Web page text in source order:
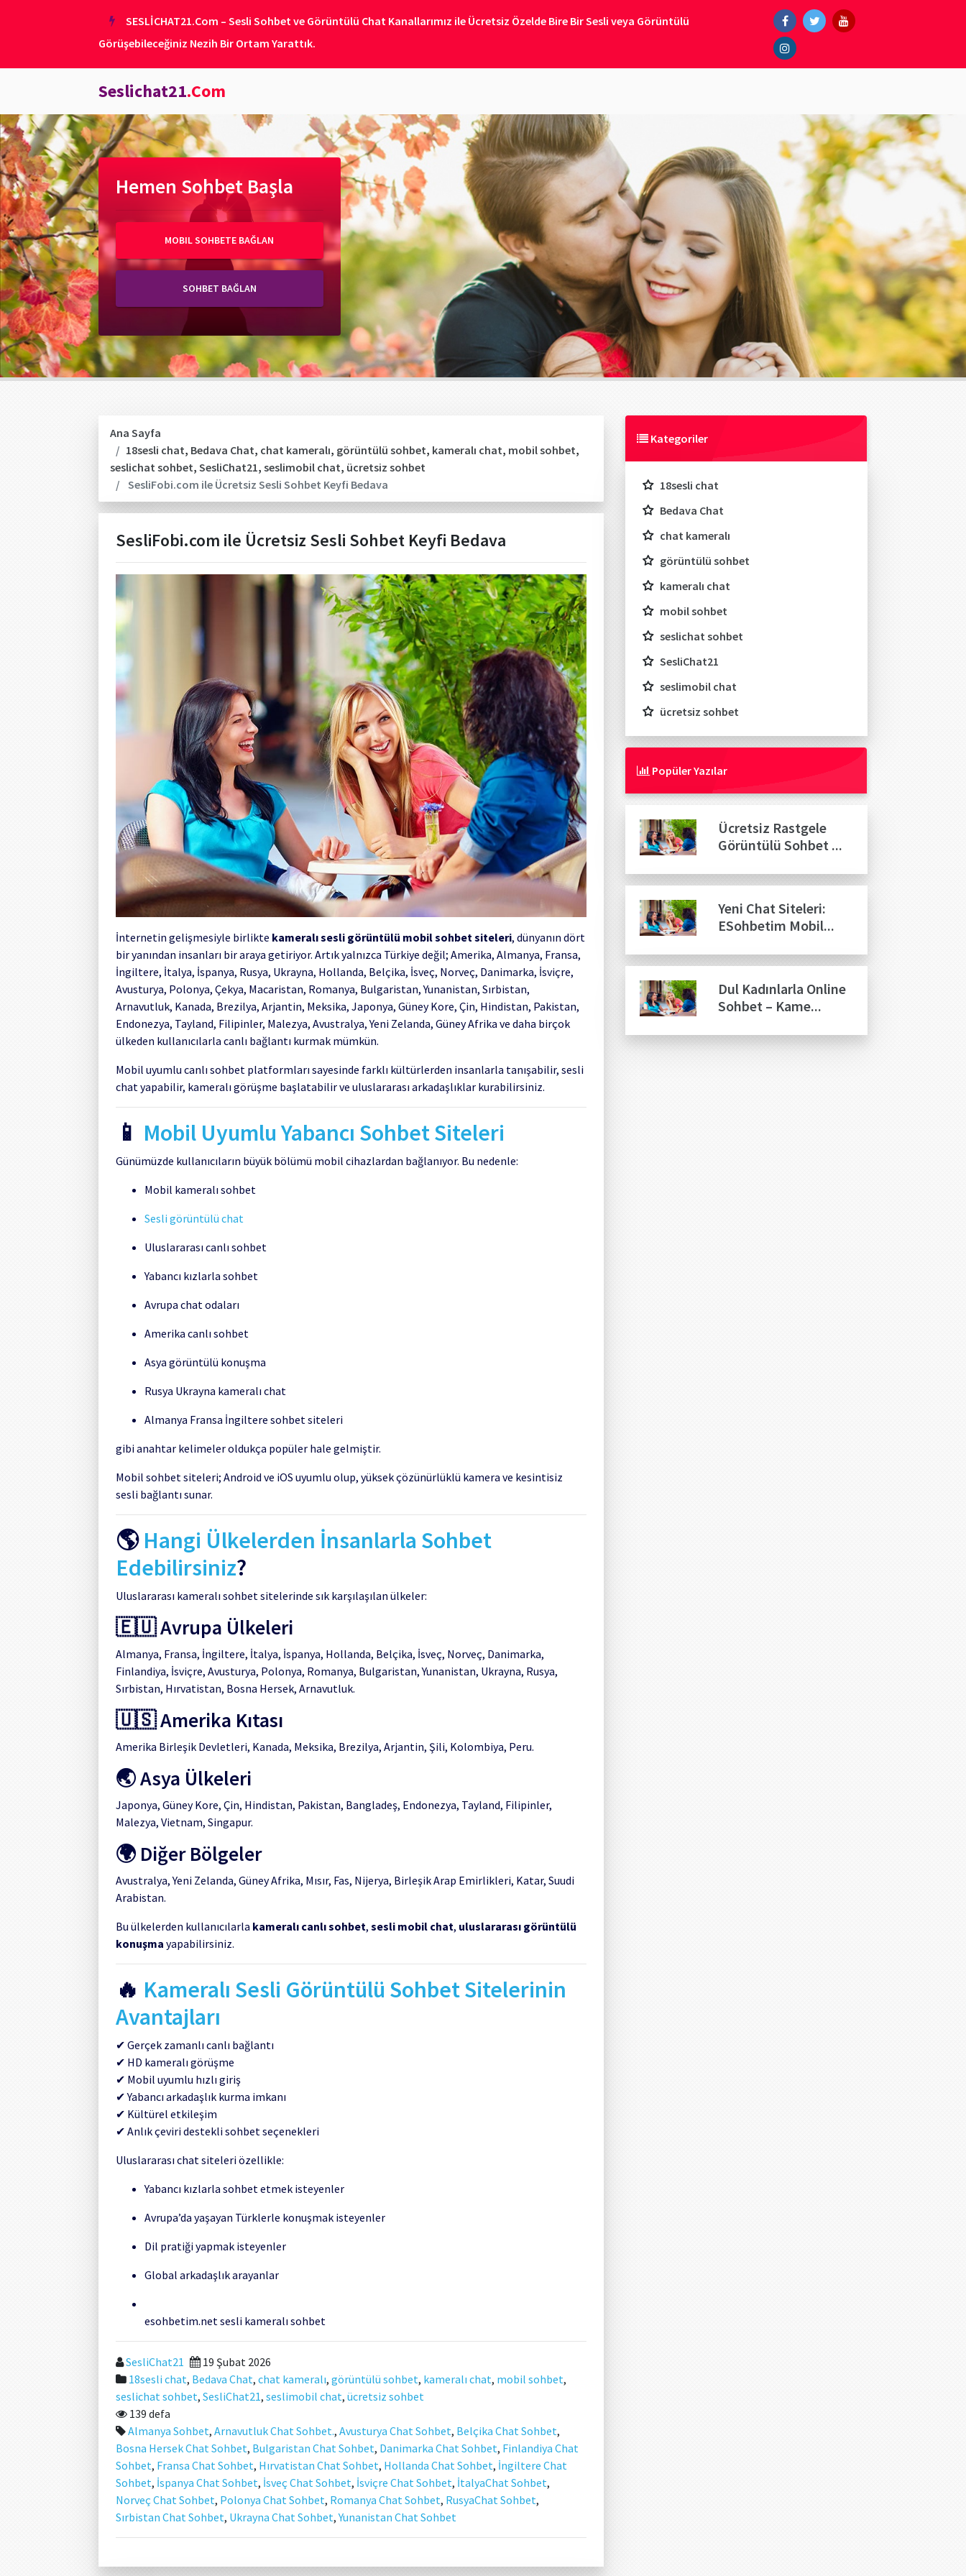
SESLİCHAT21.Com – Sesli Sohbet ve Görüntülü Chat Kanallarımız ile Ücretsiz Özelde Bire Bir Sesli veya Görüntülü
Görüşebileceğiniz Nezih Bir Ortam Yarattık.
Seslichat21.Com
Hemen Sohbet Başla
MOBIL SOHBETE BAĞLAN
SOHBET BAĞLAN
Ana Sayfa
18sesli chat, Bedava Chat, chat kameralı, görüntülü sohbet, kameralı chat, mobil sohbet,
seslichat sohbet, SesliChat21, seslimobil chat, ücretsiz sohbet
SesliFobi.com ile Ücretsiz Sesli Sohbet Keyfi Bedava
SesliFobi.com ile Ücretsiz Sesli Sohbet Keyfi Bedava
İnternetin gelişmesiyle birlikte kameralı sesli görüntülü mobil sohbet siteleri, dünyanın dört
bir yanından insanları bir araya getiriyor. Artık yalnızca Türkiye değil; Amerika, Almanya, Fransa,
İngiltere, İtalya, İspanya, Rusya, Ukrayna, Hollanda, Belçika, İsveç, Norveç, Danimarka, İsviçre,
Avusturya, Polonya, Çekya, Macaristan, Romanya, Bulgaristan, Yunanistan, Sırbistan,
Arnavutluk, Kanada, Brezilya, Arjantin, Meksika, Japonya, Güney Kore, Çin, Hindistan, Pakistan,
Endonezya, Tayland, Filipinler, Malezya, Avustralya, Yeni Zelanda, Güney Afrika ve daha birçok
ülkeden kullanıcılarla canlı bağlantı kurmak mümkün.
Mobil uyumlu canlı sohbet platformları sayesinde farklı kültürlerden insanlarla tanışabilir, sesli
chat yapabilir, kameralı görüşme başlatabilir ve uluslararası arkadaşlıklar kurabilirsiniz.
📱 Mobil Uyumlu Yabancı Sohbet Siteleri
Günümüzde kullanıcıların büyük bölümü mobil cihazlardan bağlanıyor. Bu nedenle:
Mobil kameralı sohbet
Sesli görüntülü chat
Uluslararası canlı sohbet
Yabancı kızlarla sohbet
Avrupa chat odaları
Amerika canlı sohbet
Asya görüntülü konuşma
Rusya Ukrayna kameralı chat
Almanya Fransa İngiltere sohbet siteleri
gibi anahtar kelimeler oldukça popüler hale gelmiştir.
Mobil sohbet siteleri; Android ve iOS uyumlu olup, yüksek çözünürlüklü kamera ve kesintisiz
sesli bağlantı sunar.
🌎 Hangi Ülkelerden İnsanlarla Sohbet
Edebilirsiniz?
Uluslararası kameralı sohbet sitelerinde sık karşılaşılan ülkeler:
🇪🇺 Avrupa Ülkeleri
Almanya, Fransa, İngiltere, İtalya, İspanya, Hollanda, Belçika, İsveç, Norveç, Danimarka,
Finlandiya, İsviçre, Avusturya, Polonya, Romanya, Bulgaristan, Yunanistan, Ukrayna, Rusya,
Sırbistan, Hırvatistan, Bosna Hersek, Arnavutluk.
🇺🇸 Amerika Kıtası
Amerika Birleşik Devletleri, Kanada, Meksika, Brezilya, Arjantin, Şili, Kolombiya, Peru.
🌏 Asya Ülkeleri
Japonya, Güney Kore, Çin, Hindistan, Pakistan, Bangladeş, Endonezya, Tayland, Filipinler,
Malezya, Vietnam, Singapur.
🌍 Diğer Bölgeler
Avustralya, Yeni Zelanda, Güney Afrika, Mısır, Fas, Nijerya, Birleşik Arap Emirlikleri, Katar, Suudi
Arabistan.
Bu ülkelerden kullanıcılarla kameralı canlı sohbet, sesli mobil chat, uluslararası görüntülü
konuşma yapabilirsiniz.
🔥 Kameralı Sesli Görüntülü Sohbet Sitelerinin
Avantajları
✔ Gerçek zamanlı canlı bağlantı
✔ HD kameralı görüşme
✔ Mobil uyumlu hızlı giriş
✔ Yabancı arkadaşlık kurma imkanı
✔ Kültürel etkileşim
✔ Anlık çeviri destekli sohbet seçenekleri
Uluslararası chat siteleri özellikle:
Yabancı kızlarla sohbet etmek isteyenler
Avrupa’da yaşayan Türklerle konuşmak isteyenler
Dil pratiği yapmak isteyenler
Global arkadaşlık arayanlar
esohbetim.net sesli kameralı sohbet
SesliChat21
19 Şubat 2026
18sesli chat, Bedava Chat, chat kameralı, görüntülü sohbet, kameralı chat, mobil sohbet,
seslichat sohbet, SesliChat21, seslimobil chat, ücretsiz sohbet
139 defa
Almanya Sohbet, Arnavutluk Chat Sohbet., Avusturya Chat Sohbet, Belçika Chat Sohbet,
Bosna Hersek Chat Sohbet, Bulgaristan Chat Sohbet, Danimarka Chat Sohbet, Finlandiya Chat
Sohbet, Fransa Chat Sohbet, Hırvatistan Chat Sohbet, Hollanda Chat Sohbet, İngiltere Chat
Sohbet, İspanya Chat Sohbet, İsveç Chat Sohbet, İsviçre Chat Sohbet, İtalyaChat Sohbet,
Norveç Chat Sohbet, Polonya Chat Sohbet, Romanya Chat Sohbet, RusyaChat Sohbet,
Sırbistan Chat Sohbet, Ukrayna Chat Sohbet,Yunanistan Chat Sohbet
Kategoriler
18sesli chat
Bedava Chat
chat kameralı
görüntülü sohbet
kameralı chat
mobil sohbet
seslichat sohbet
SesliChat21
seslimobil chat
ücretsiz sohbet
Popüler Yazılar
Ücretsiz Rastgele
Görüntülü Sohbet ...
Yeni Chat Siteleri:
ESohbetim Mobil...
Dul Kadınlarla Online
Sohbet – Kame...